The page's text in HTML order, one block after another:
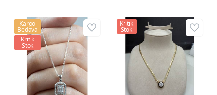
Kargo
Bedava
Kritik
Stok
Kritik
Stok